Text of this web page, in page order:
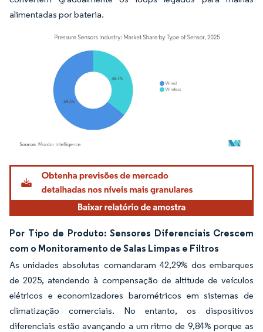
alimentadas por bateria.
Imagem © Mordor Intelligence. O reuso requer atribuição conforme CC BY 4.0.
Por Tipo de Produto: Sensores Diferenciais Crescem
com o Monitoramento de Salas Limpas e Filtros
As unidades absolutas comandaram 42,29% dos embarques
de 2025, atendendo à compensação de altitude de veículos
elétricos e economizadores barométricos em sistemas de
climatização comerciais. No entanto, os dispositivos
diferenciais estão avançando a um ritmo de 9,84% porque as